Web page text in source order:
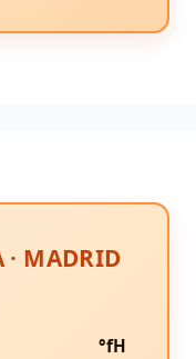
· MADRID
°fH